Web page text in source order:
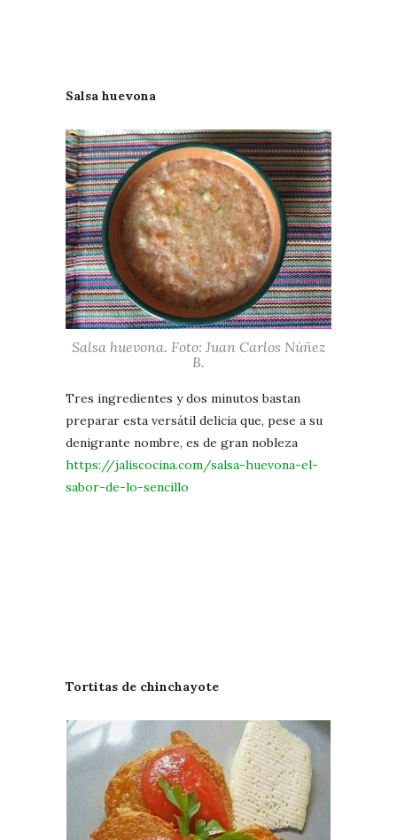
Salsa huevona
Salsa huevona. Foto: Juan Carlos Núñez
B.
Tres ingredientes y dos minutos bastan
preparar esta versátil delicia que, pese a su
denigrante nombre, es de gran nobleza
https://jaliscocina.com/salsa-huevona-el-
sabor-de-lo-sencillo
Tortitas de chinchayote